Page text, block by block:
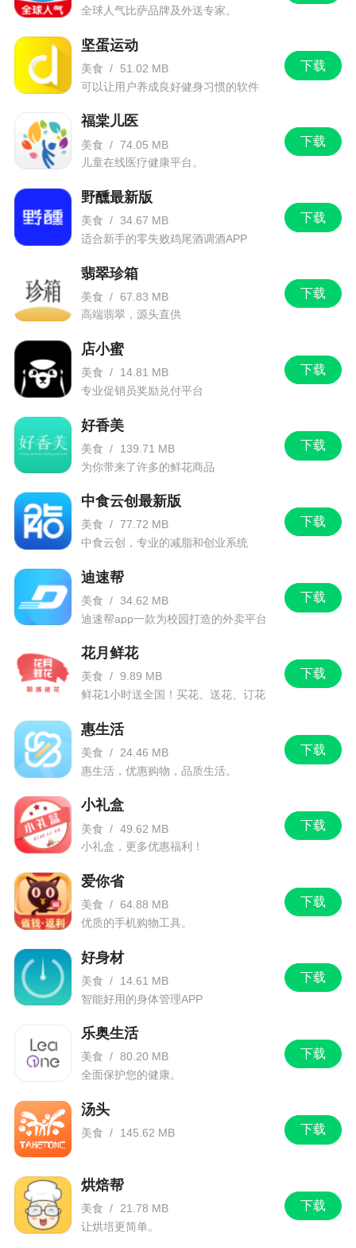
全球人气比萨品牌及外送专家。
下载
坚蛋运动
美食 /
51.02 MB
可以让用户养成良好健身习惯的软件
下载
福棠儿医
美食 / 74.05 MB
儿童在线医疗健康平台。
下载
野醺最新版
美食 / 34.67 MB
适合新手的零失败鸡尾酒调酒APP
下载
翡翠珍箱
美食 / 67.83 MB
高端翡翠，源头直供
下载
店小蜜
美食 /
14.81 MB
专业促销员奖励兑付平台
下载
好香美
美食 /
139.71 MB
为你带来了许多的鲜花商品
下载
中食云创最新版
美食 / 77.72 MB
中食云创，专业的减脂和创业系统
下载
迪速帮
美食 / 34.62 MB
迪速帮app一款为校园打造的外卖平台
下载
花月鲜花
美食 / 9.89 MB
鲜花1小时送全国！买花、送花、订花
下载
惠生活
美食 /
24.46 MB
惠生活，优惠购物，品质生活。
下载
小礼盒
美食 / 49.62 MB
小礼盒，更多优惠福利！
下载
爱你省
美食 / 64.88 MB
优质的手机购物工具。
下载
好身材
美食 /
14.61 MB
智能好用的身体管理APP
下载
乐奥生活
美食 / 80.20 MB
全面保护您的健康。
下载
汤头
美食 / 145.62 MB
下载
烘焙帮
美食 / 21.78 MB
让烘培更简单。